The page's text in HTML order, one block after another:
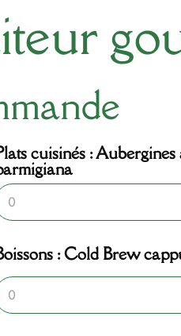
cuisinés : Aubergines
: Cold Brew